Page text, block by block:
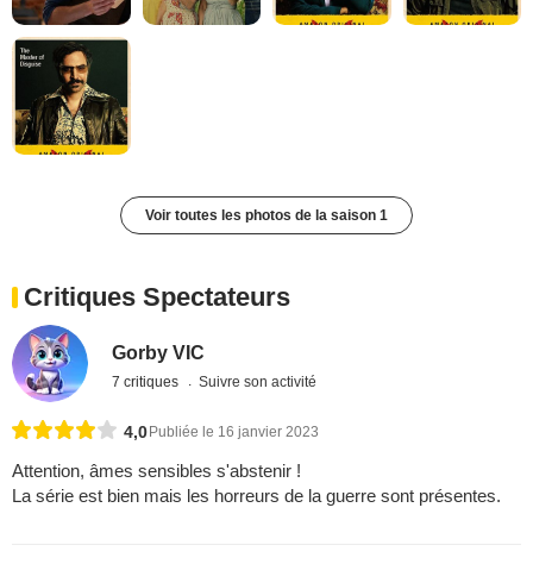
Voir toutes les photos de la saison 1
Critiques Spectateurs
Gorby VIC
7 critiques Suivre son activité
4,0Publiée le 16 janvier 2023
Attention, âmes sensibles s'abstenir !
La série est bien mais les horreurs de la guerre sont présentes.